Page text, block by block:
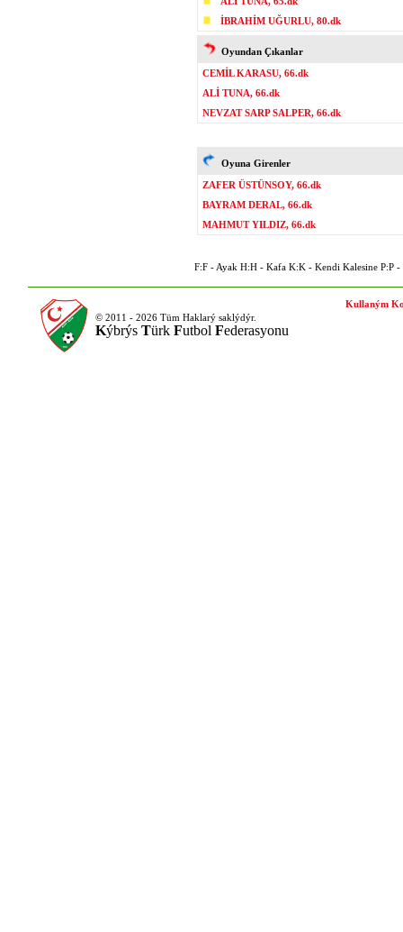
İBRAHİM UĞURLU, 80.dk
Oyundan Çıkanlar
CEMİL KARASU, 66.dk
ALİ TUNA, 66.dk
NEVZAT SARP SALPER, 66.dk
Oyuna Girenler
ZAFER ÜSTÜNSOY, 66.dk
BAYRAM DERAL, 66.dk
MAHMUT YILDIZ, 66.dk
F:F - Ayak H:H - Kafa K:K - Kendi Kalesine P:P -
© 2011 - 2026 Tüm Haklarý saklýdýr.
Kýbrýs Türk Futbol Federasyonu
Kullaným